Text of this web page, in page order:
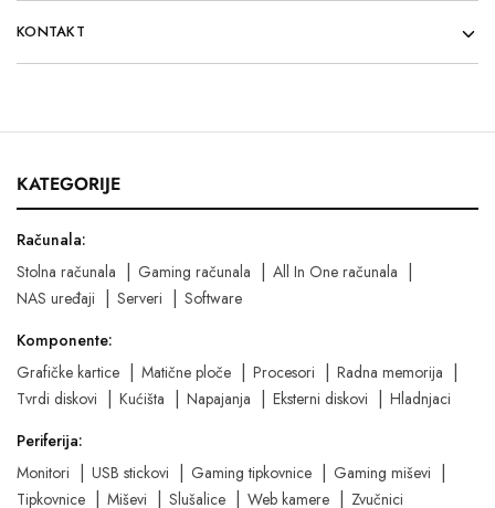
KONTAKT
KATEGORIJE
Računala:
Stolna računala
Gaming računala
All In One računala
NAS uređaji
Serveri
Software
Komponente:
Grafičke kartice
Matične ploče Procesori
Radna memorija
Tvrdi diskovi
Kućišta Napajanja Eksterni diskovi
Hladnjaci
Periferija:
Monitori
USB stickovi Gaming tipkovnice
Gaming miševi
Tipkovnice
Miševi Slušalice Web kamere Zvučnici